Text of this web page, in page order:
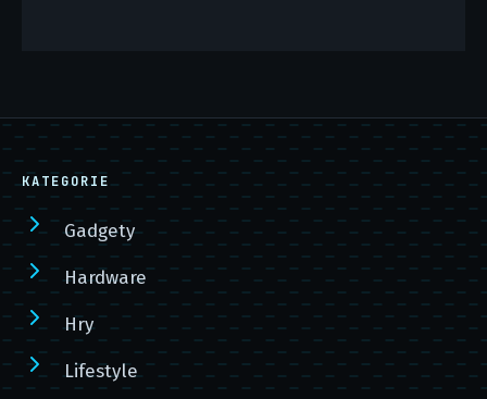
KATEGORIE
Gadgety
Hardware
Hry
Lifestyle